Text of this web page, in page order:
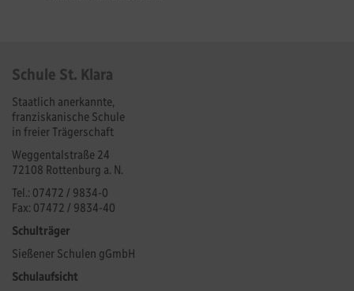
Schule St. Klara
Staatlich anerkannte,
franziskanische Schule
in freier Trägerschaft
Weggentalstraße 24
72108 Rottenburg a. N.
Tel.: 07472 / 9834-0
Fax: 07472 / 9834-40
Schulträger
Sießener Schulen gGmbH
Schulaufsicht